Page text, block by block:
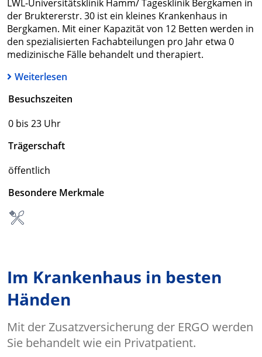
LWL-Universitätsklinik Hamm/ Tagesklinik Bergkamen in
der Bruktererstr. 30 ist ein kleines Krankenhaus in
Bergkamen. Mit einer Kapazität von 12 Betten werden in
den spezialisierten Fachabteilungen pro Jahr etwa 0
medizinische Fälle behandelt und therapiert.
Weiterlesen
Besuchszeiten
0 bis 23 Uhr
Trägerschaft
öffentlich
Besondere Merkmale
Im Krankenhaus in besten
Händen
Mit der Zusatzversicherung der ERGO werden
Sie behandelt wie ein Privatpatient.